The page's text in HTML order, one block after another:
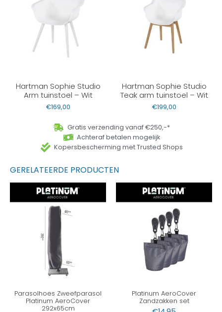
Hartman Sophie Studio
Arm tuinstoel – Wit
€169,00
Hartman Sophie Studio
Teak arm tuinstoel – Wit
€199,00
Gratis verzending vanaf €250,-*
Achteraf betalen mogelijk
Kopersbescherming met Trusted Shops
GERELATEERDE PRODUCTEN
Parasolhoes Zweefparasol
Platinum AeroCover
292x65cm
Platinum AeroCover
Zandzakken set